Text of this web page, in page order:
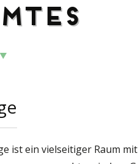
ist ein vielseitiger Raum